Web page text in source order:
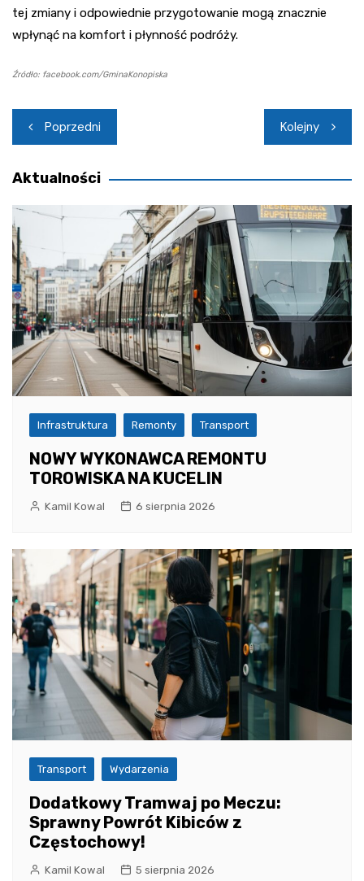
tej zmiany i odpowiednie przygotowanie mogą znacznie
wpłynąć na komfort i płynność podróży.
Źródło: facebook.com/GminaKonopiska
Nawigacja
wpisu
Poprzedni Kolejny
Aktualności
Infrastruktura Remonty Transport
NOWY WYKONAWCA REMONTU
TOROWISKA NA KUCELIN
Kamil Kowal 6 sierpnia 2026
Transport Wydarzenia
Dodatkowy Tramwaj po Meczu:
Sprawny Powrót Kibiców z
Częstochowy!
Kamil Kowal 5 sierpnia 2026